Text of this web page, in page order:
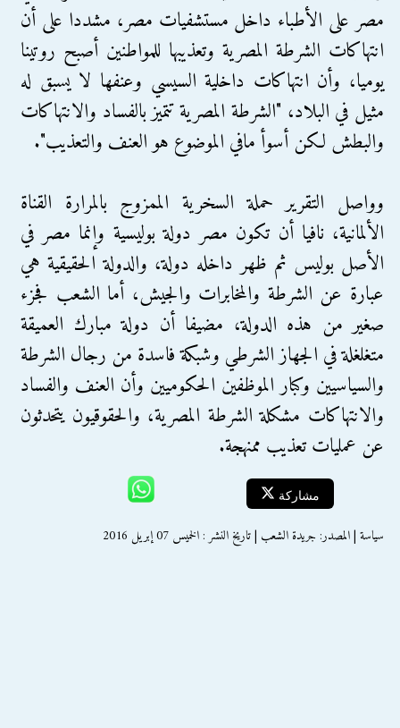
مصر على الأطباء داخل مستشفيات مصر، مشددا على أن
انتهاكات الشرطة المصرية وتعذيبها للمواطنين أصبح روتينا
يوميا، وأن انتهاكات داخلية السيسي وعنفها لا يسبق له
مثيل في البلاد، "الشرطة المصرية تتميز بالفساد والانتهاكات
والبطش لكن أسوأ مافي الموضوع هو العنف والتعذيب".
وواصل التقرير حملة السخرية الممزوج بالمرارة القناة
الألمانية، نافيا أن تكون مصر دولة بوليسية وإنما مصر في
الأصل بوليس ثم ظهر داخله دولة، والدولة الحقيقية هي
عبارة عن الشرطة والمخابرات والجيش، أما الشعب فجزء
صغير من هذه الدولة، مضيفا أن دولة مبارك العميقة
متغلغلة في الجهاز الشرطي وشبكة فاسدة من رجال الشرطة
والسياسيين وكبار الموظفين الحكوميين وأن العنف والفساد
والانتهاكات مشكلة الشرطة المصرية، والحقوقيون يتحدثون
عن عمليات تعذيب ممنهجة.
مشاركة
سياسة | المصدر: جريدة الشعب | تاريخ النشر : الخميس 07 إبريل 2016